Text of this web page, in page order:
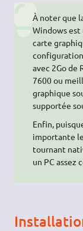
À noter que
Windows est
carte
avec 2Go de
7600 ou
graphique
supportée
Enfin,
importante
tournant
un PC assez